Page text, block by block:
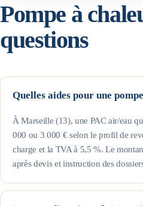
Pompe à
questions
Quelles aides pour une
À Marseille (13), une PAC air/eau
000 ou 3 000 € selon le profil de
charge et la TVA à 5,5 %. Le
après devis et instruction des